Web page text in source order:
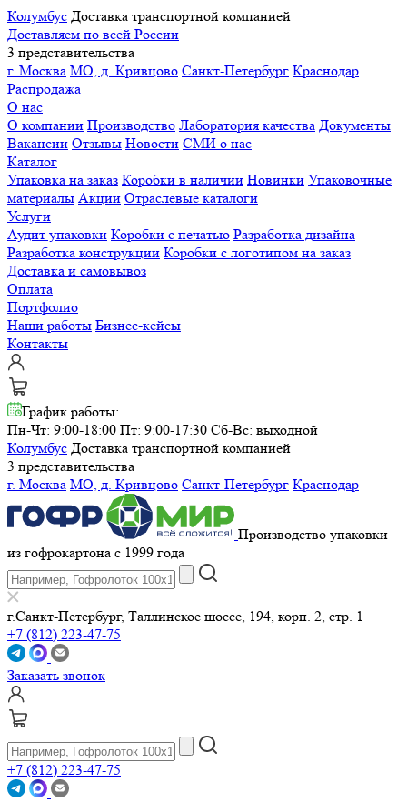
Колумбус Доставка транспортной компанией
Доставляем по всей России
3 представительства
г. Москва МО, д. Кривцово Санкт-Петербург Краснодар
Распродажа
О нас
О компании Производство Лаборатория качества Документы
Вакансии Отзывы Новости СМИ о нас
Каталог
Упаковка на заказ Коробки в наличии Новинки Упаковочные
материалы Акции Отраслевые каталоги
Услуги
Аудит упаковки Коробки с печатью Разработка дизайна
Разработка конструкции Коробки с логотипом на заказ
Доставка и самовывоз
Оплата
Портфолио
Наши работы Бизнес-кейсы
Контакты
График работы:
Пн-Чт: 9:00-18:00 Пт: 9:00-17:30 Сб-Вс: выходной
Колумбус Доставка транспортной компанией
3 представительства
г. Москва МО, д. Кривцово Санкт-Петербург Краснодар
Производство упаковки
из гофрокартона с 1999 года
г.Санкт-Петербург, Таллинское шоссе, 194, корп. 2, стр. 1
+7 (812) 223-47-75
Заказать звонок
+7 (812) 223-47-75